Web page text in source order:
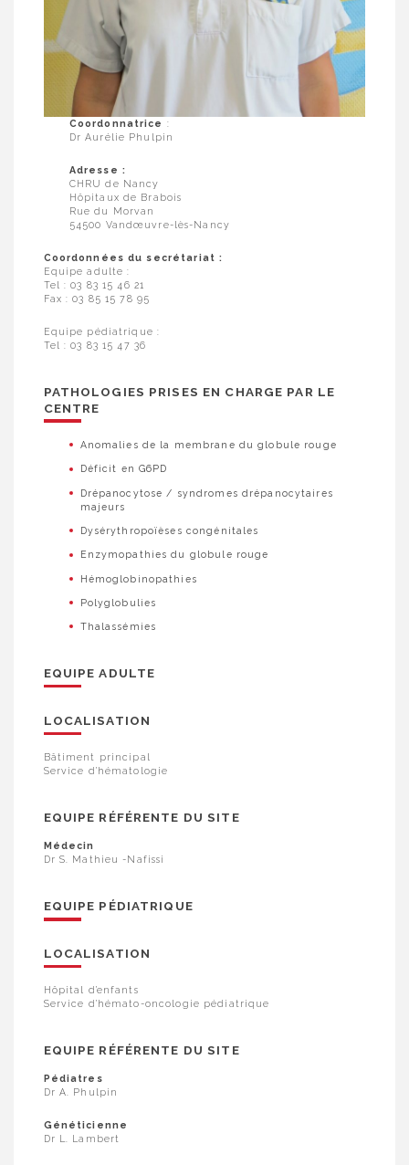
Coordonnatrice :
Dr Aurélie Phulpin
Adresse :
CHRU de Nancy
Hôpitaux de Brabois
Rue du Morvan
54500 Vandœuvre-lès-Nancy
Coordonnées du secrétariat :
Equipe adulte :
Tel : 03 83 15 46 21
Fax : 03 85 15 78 95
Equipe pédiatrique :
Tel : 03 83 15 47 36
PATHOLOGIES PRISES EN CHARGE PAR LE
CENTRE
Anomalies de la membrane du globule rouge
Déficit en G6PD
Drépanocytose / syndromes drépanocytaires
majeurs
Dysérythropoïèses congénitales
Enzymopathies du globule rouge
Hémoglobinopathies
Polyglobulies
Thalassémies
EQUIPE ADULTE
LOCALISATION
Bâtiment principal
Service d’hématologie
EQUIPE RÉFÉRENTE DU SITE
Médecin
Dr S. Mathieu -Nafissi
EQUIPE PÉDIATRIQUE
LOCALISATION
Hôpital d’enfants
Service d’hémato-oncologie pédiatrique
EQUIPE RÉFÉRENTE DU SITE
Pédiatres
Dr A. Phulpin
Généticienne
Dr L. Lambert